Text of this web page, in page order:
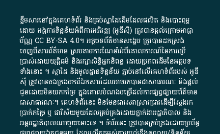
ខ្លឹមសារ​នៅ​ក្នុង​គេហទំព័រ និង​គ្រប់​ស្នា​ដៃ​ដើម​ដែល​ផលិត​ និង​បោះពុម្ព​
ដោយ​ អង្គការ​ទិន្នន័យ​អំពី​ការអភិវឌ្ឍ​​ (អូ​ឌី​ស៊ី)​ ត្រូវ​បាន​ផ្តល់​ក្រោម​អាជ្ញា
ប័ណ្ណ​CC BY-SA 4.0។​ អត្ថបទ​ព័ត៌មាន​សង្ខេប​ ត្រូវ​បាន​ដកស្រង់​
ចេញពី​សារព័ត៌មាន ស្របតាមការ​ណែនាំ​អំពី​គោលការណ៍​នៃ​ការ​ប្រើ
ប្រាស់​ដោយ​យុត្តិធម៌​ និង​រក្សាសិទ្ធិអ្នកនិពន្ធ ដោយ​ប្រភពដើម​នៃ​​អត្ថបទ
ទាំង​នោះ​ ។​ ស្នាដៃ​ និង​មូលដ្ឋាន​ទិន្នន័យ ​ភ្ជាប់​នៅ​លើ​គេហទំព័រ​របស់​ អូ​ឌី​
ស៊ី​ ត្រូវ​បាន​ចងក្រង​មក​ពី​ឯកសារ​ដែល​អាច​រក​បានជា​សាធារណៈ​ និង​ផ្តល់​
ជូន​ដោយ​មិន​យក​កម្រៃ​ ក្នុង​គោលបំណង​បម្រើ​ដល់ការ​ផ្សព្វផ្សាយ​ព័ត៌មាន​
ជា​សាធារណៈ​។​ គេហទំព័រ​នេះ​ មិនមែន​ជា​សេវា​ស្រាវជ្រាវ​ដើម្បី​ស្វែងរក
ប្រាក់​កម្រៃ​ ឬ​ ជា​វិស័យ​មួយ​ដែល​គ្រប់គ្រង​ដោយ​ភ្នាក់ងារ​រដ្ឋាភិបាល​ និង ​
អន្តររដ្ឋាភិបាល​ណាមួយ​នោះ​ទេ ​។​ ទំព័រ​នេះ​ ត្រូវ​បាន​គ្រប់គ្រង​ដោយ​ប្រព័ន្ធ​